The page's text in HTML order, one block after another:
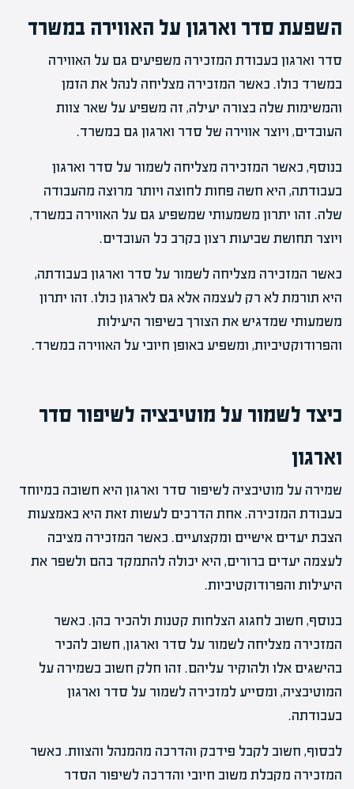
השפעת סדר וארגון על האווירה במשרד
סדר וארגון בעבודת המזכירה משפיעים גם על האווירה
במשרד כולו. כאשר המזכירה מצליחה לנהל את הזמן
והמשימות שלה בצורה יעילה, זה משפיע על שאר צוות
העובדים, ויוצר אווירה של סדר וארגון גם במשרד.
בנוסף, כאשר המזכירה מצליחה לשמור על סדר וארגון
בעבודתה, היא חשה פחות לחוצה ויותר מרוצה מהעבודה
שלה. זהו יתרון משמעותי שמשפיע גם על האווירה במשרד,
ויוצר תחושת שביעות רצון בקרב כל העובדים.
כאשר המזכירה מצליחה לשמור על סדר וארגון בעבודתה,
היא תורמת לא רק לעצמה אלא גם לארגון כולו. זהו יתרון
משמעותי שמדגיש את הצורך בשיפור היעילות
והפרודוקטיביות, ומשפיע באופן חיובי על האווירה במשרד.
כיצד לשמור על מוטיבציה לשיפור סדר
וארגון
שמירה על מוטיבציה לשיפור סדר וארגון היא חשובה במיוחד
בעבודת המזכירה. אחת הדרכים לעשות זאת היא באמצעות
הצבת יעדים אישיים ומקצועיים. כאשר המזכירה מציבה
לעצמה יעדים ברורים, היא יכולה להתמקד בהם ולשפר את
היעילות והפרודוקטיביות.
בנוסף, חשוב לחגוג הצלחות קטנות ולהכיר בהן. כאשר
המזכירה מצליחה לשמור על סדר וארגון, חשוב להכיר
בהישגים אלו ולהוקיר עליהם. זהו חלק חשוב בשמירה על
המוטיבציה, ומסייע למזכירה לשמור על סדר וארגון
בעבודתה.
לבסוף, חשוב לקבל פידבק והדרכה מהמנהל והצוות. כאשר
המזכירה מקבלת משוב חיובי והדרכה לשיפור הסדר